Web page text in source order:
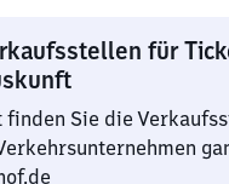
für
Sie die